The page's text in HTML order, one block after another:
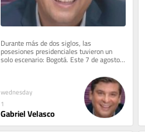
Durante más de dos siglos, las
posesiones presidenciales tuvieron un
solo escenario: Bogotá. Este 7 de agosto,
esa tradición se rompe. Por primera...
wednesday
1
Gabriel Velasco